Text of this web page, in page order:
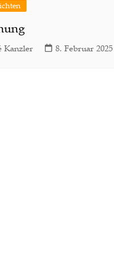
Kanzler 8. Februar 2025